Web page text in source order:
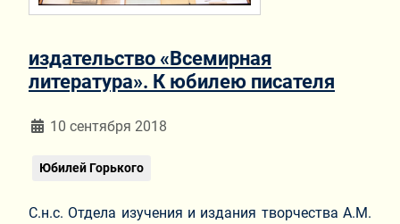
издательство «Всемирная
литература». К юбилею писателя
Информация о материале
10 сентября 2018
Юбилей Горького
С.н.с. Отдела изучения и издания творчества А.М.